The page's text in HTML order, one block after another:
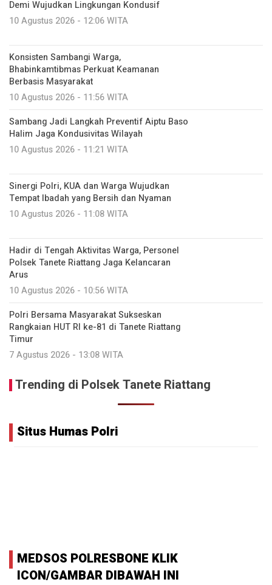
Demi Wujudkan Lingkungan Kondusif
10 Agustus 2026 - 12:06 WITA
Konsisten Sambangi Warga,
Bhabinkamtibmas Perkuat Keamanan
Berbasis Masyarakat
10 Agustus 2026 - 11:56 WITA
Sambang Jadi Langkah Preventif Aiptu Baso
Halim Jaga Kondusivitas Wilayah
10 Agustus 2026 - 11:21 WITA
Sinergi Polri, KUA dan Warga Wujudkan
Tempat Ibadah yang Bersih dan Nyaman
10 Agustus 2026 - 11:08 WITA
Hadir di Tengah Aktivitas Warga, Personel
Polsek Tanete Riattang Jaga Kelancaran
Arus
10 Agustus 2026 - 10:56 WITA
Polri Bersama Masyarakat Sukseskan
Rangkaian HUT RI ke-81 di Tanete Riattang
Timur
7 Agustus 2026 - 13:08 WITA
Trending di Polsek Tanete Riattang
Situs Humas Polri
MEDSOS POLRESBONE KLIK
ICON/GAMBAR DIBAWAH INI